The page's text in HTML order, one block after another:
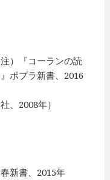
）『コーランの読
ポプラ新書、2016
、2008年）
新書、2015年